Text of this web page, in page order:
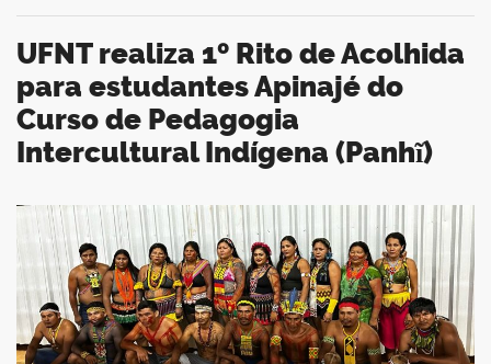
UFNT realiza 1º Rito de Acolhida
para estudantes Apinajé do
Curso de Pedagogia
Intercultural Indígena (Panhĩ)